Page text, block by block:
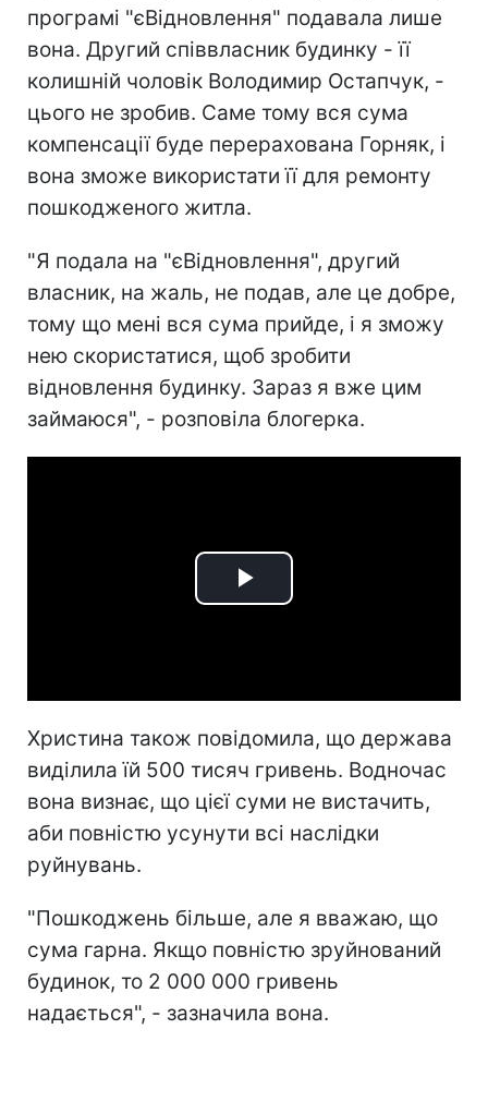
програмі "єВідновлення" подавала лише
вона. Другий співвласник будинку - її
колишній чоловік Володимир Остапчук, -
цього не зробив. Саме тому вся сума
компенсації буде перерахована Горняк, і
вона зможе використати її для ремонту
пошкодженого житла.
"Я подала на "єВідновлення", другий
власник, на жаль, не подав, але це добре,
тому що мені вся сума прийде, і я зможу
нею скористатися, щоб зробити
відновлення будинку. Зараз я вже цим
займаюся", - розповіла блогерка.
Play
Христина також повідомила, що держава
виділила їй 500 тисяч гривень. Водночас
вона визнає, що цієї суми не вистачить,
аби повністю усунути всі наслідки
руйнувань.
"Пошкоджень більше, але я вважаю, що
сума гарна. Якщо повністю зруйнований
будинок, то 2 000 000 гривень
надається", - зазначила вона.